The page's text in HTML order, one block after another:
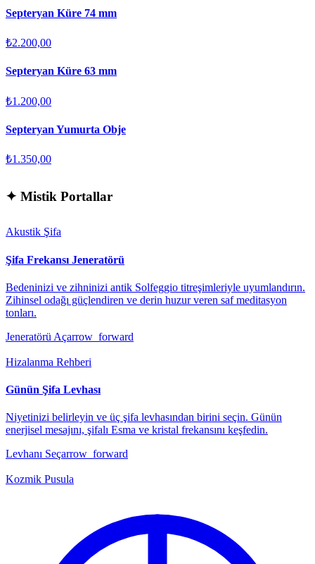
Septeryan Küre 74 mm
₺2.200,00
Septeryan Küre 63 mm
₺1.200,00
Septeryan Yumurta Obje
₺1.350,00
✦ Mistik Portallar
Akustik Şifa
Şifa Frekansı Jeneratörü
Bedeninizi ve zihninizi antik Solfeggio titreşimleriyle uyumlandırın.
Zihinsel odağı güçlendiren ve derin huzur veren saf meditasyon
tonları.
Jeneratörü Açarrow_forward
Hizalanma Rehberi
Günün Şifa Levhası
Niyetinizi belirleyin ve üç şifa levhasından birini seçin. Günün
enerjisel mesajını, şifalı Esma ve kristal frekansını keşfedin.
Levhanı Seçarrow_forward
Kozmik Pusula